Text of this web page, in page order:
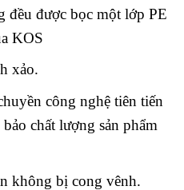
đều được bọc một lớp PE
KOS
xảo.
công nghệ tiên tiến
chất lượng sản phẩm
không bị cong vênh.